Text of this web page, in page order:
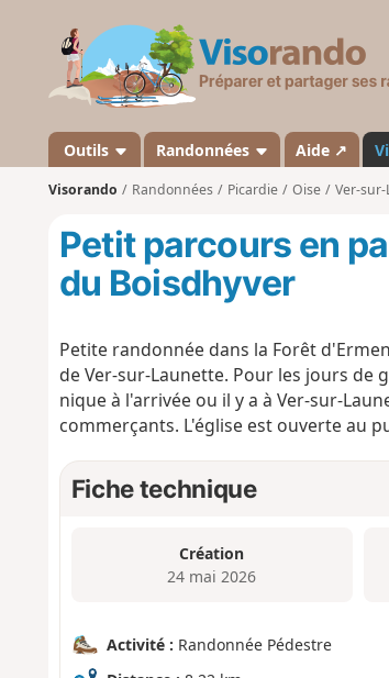
Outils Randonnées Aide ↗
Visorando Randonnées Picardie Oise Ver-
Petit parcours en
du Boisdhyver
Petite randonnée dans la Forêt
de Ver-sur-Launette. Pour les jours de
nique à l'arrivée ou il y a à Ver-sur-
commerçants. L'église est ouverte au
Fiche technique
Création
24 mai 2026
Activité : Randonnée Pédestre